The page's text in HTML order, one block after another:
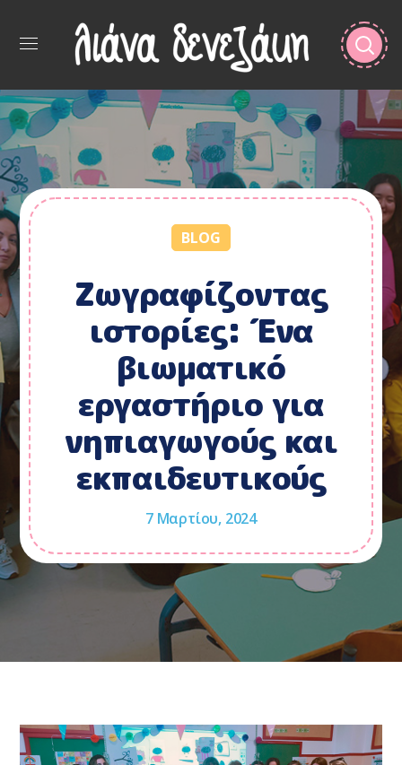
BLOG
Ζωγραφίζοντας
ιστορίες: Ένα
βιωματικό
εργαστήριο για
νηπιαγωγούς και
εκπαιδευτικούς
7 Μαρτίου, 2024